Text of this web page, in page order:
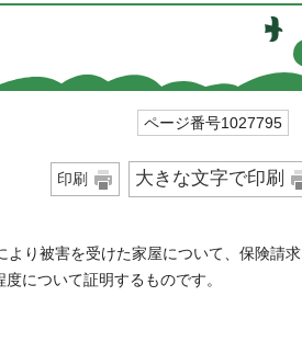
ページ番号1027795
印刷 大きな文字で印刷
より被害を受けた家屋について、保険請求
について証明するものです。